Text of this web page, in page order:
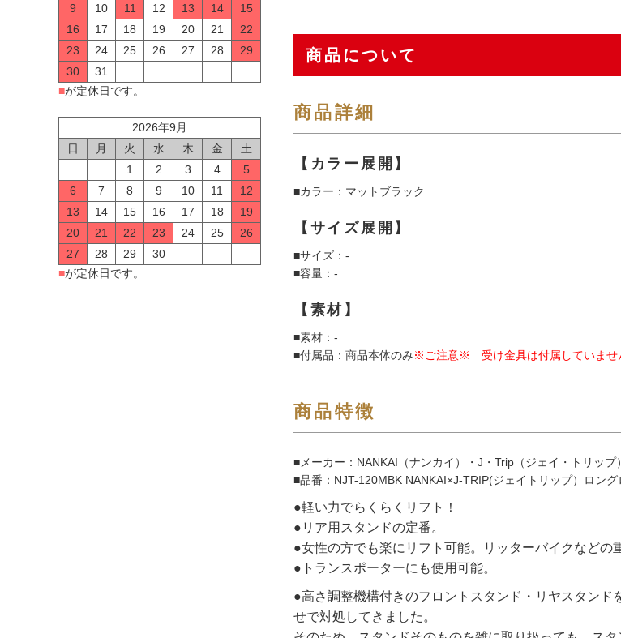
9
10 11 12 13 14
15
16
17 18 19 20 21
22
23
24 25 26 27 28
29
30
31
■が定休日です。
2026年9月
日
月 火 水 木 金
土
1
2 3 4
5
6
7 8 9 10 11
12
13
14 15 16 17 18
19
20
21 22 23 24 25
26
27
28 29
30
■が定休日です。
商品について
商品詳細
【カラー展開】
■カラー：マットブラック
【サイズ展開】
■サイズ：-
■容量：-
【素材】
■素材：-
■付属品：商品本体のみ※ご注意※ 受け金具は付属していませ
商品特徴
■メーカー：NANKAI（ナンカイ）・J・Trip（ジェイ・トリップ）
■品番：NJT-120MBK NANKAI×J-TRIP(ジェイトリップ）ロング
●軽い力でらくらくリフト！
●リア用スタンドの定番。
●女性の方でも楽にリフト可能。リッターバイクなどの
●トランスポーターにも使用可能。
●高さ調整機構付きのフロントスタンド・リヤスタン
せで対処してきました。